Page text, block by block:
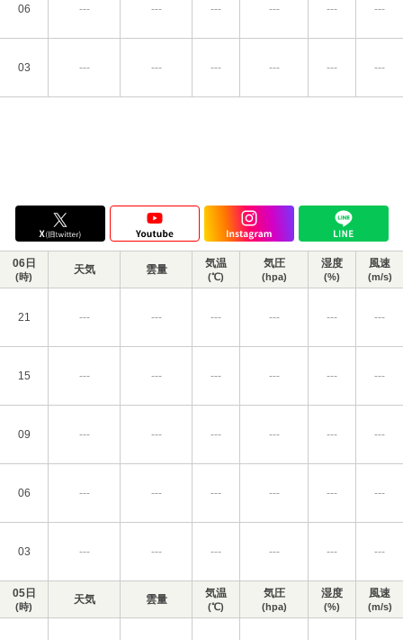
06 --- --- --- --- --- ---
03 --- --- --- --- --- ---
06日
(時)
天気 雲量 気温
(℃)
気圧
(hpa)
湿度
(%)
風速
(m/s)
21 --- --- --- --- --- ---
15 --- --- --- --- --- ---
09 --- --- --- --- --- ---
06 --- --- --- --- --- ---
03 --- --- --- --- --- ---
05日
(時)
天気 雲量 気温
(℃)
気圧
(hpa)
湿度
(%)
風速
(m/s)